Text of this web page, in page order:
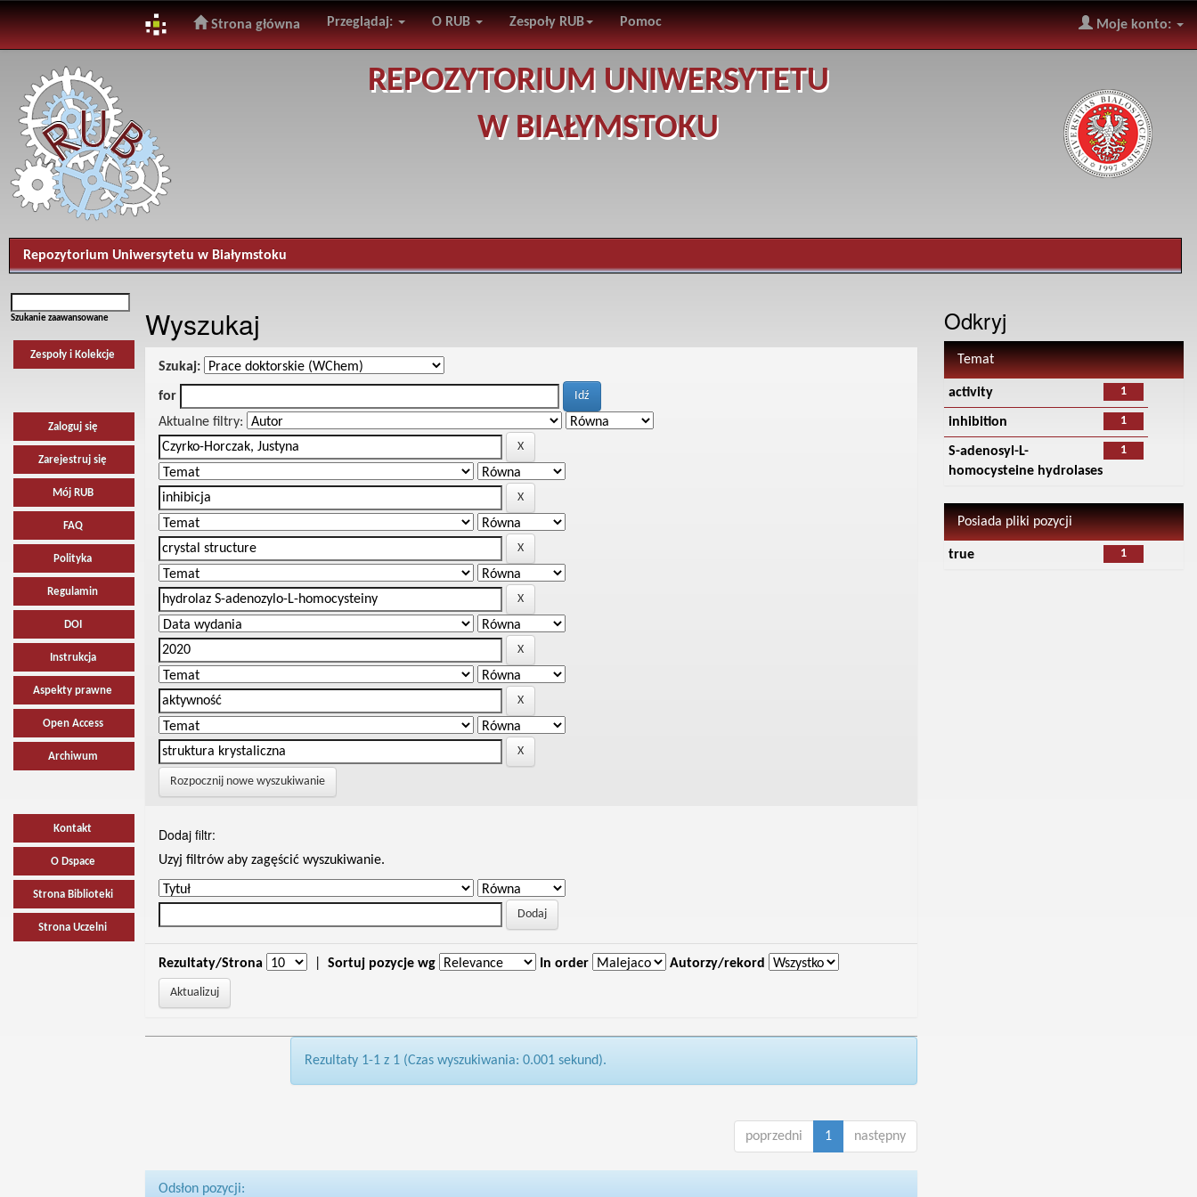
navigation
Strona główna Przeglądaj: O RUB Zespoły RUB Pomoc Moje konto:
REPOZYTORIUM UNIWERSYTETU
W BIAŁYMSTOKU
Repozytorium Uniwersytetu w Białymstoku
Szukanie zaawansowane
Zespoły i Kolekcje
Zaloguj się
Zarejestruj się
Mój RUB
FAQ
Polityka
Regulamin
DOI
Instrukcja
Aspekty prawne
Open Access
Archiwum
Kontakt
O Dspace
Strona Biblioteki
Strona Uczelni
Wyszukaj
Szukaj:
for
Aktualne filtry:
Rozpocznij nowe wyszukiwanie
Dodaj filtr:
Uzyj filtrów aby zagęścić wyszukiwanie.
Rezultaty/Strona Sortuj pozycje wg In order Autorzy/rekord
Rezultaty 1-1 z 1 (Czas wyszukiwania: 0.001 sekund).
poprzedni 1 następny
Odsłon pozycji:
Odkryj
Temat
1
activity
1
inhibition
1
S-adenosyl-L-
homocysteine hydrolases
Posiada pliki pozycji
1
true